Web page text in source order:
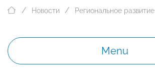
Новости Региональное развитие
Menu